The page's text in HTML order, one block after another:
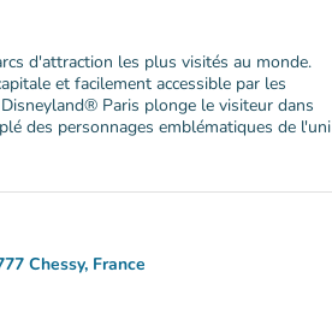
d'attraction les plus visités au monde.
et facilement accessible par les
Paris plonge le visiteur dans
des personnages emblématiques de l'uni
Chessy, France
no Google Maps)
separador)